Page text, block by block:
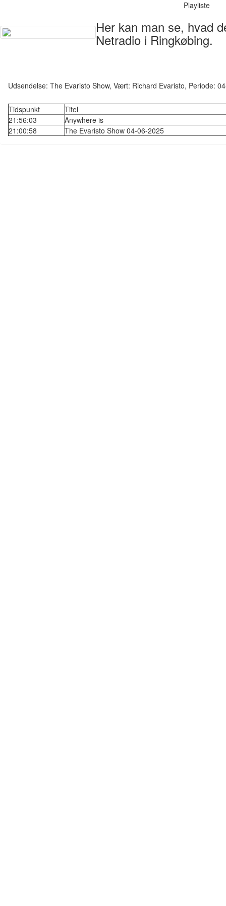
Playliste
Her kan man se, hvad
Netradio i Ringkøbing.
Udsendelse: The Evaristo Show, Vært: Richard Evaristo, Periode:
Tidspunkt
Titel
21:56:03
Anywhere is
21:00:58
The Evaristo Show 04-06-2025